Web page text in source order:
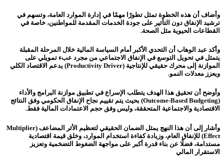
وأضاف أن هذه الخطوة تمثل تطورًا مهمًا في إدارة الموارد العامة، وتسهم في
ترشيد الإنفاق دون التأثير على جودة الخدمات المقدمة للمواطنين، خاصة في
القطاعات الحيوية مثل الصحة.
وأكد عبد الوهاب أن التحدي الأكبر أمام السياسة المالية خلال المرحلة المقبلة
يتمثل في تحويل التوسع في الإنفاق الاجتماعي من مجرد عبء تمويلي على
الموازنة إلى محرك حقيقي للإنتاجية (Productivity Driver) يدعم الاقتصاد الكلي
ويعزز معدلات النمو.
وأوضح أن تحقيق هذا الهدف يتطلب الإسراع في تطبيق موازنة البرامج والأداء
(Outcome-Based Budgeting) بحيث يتم تقييم نجاح الإنفاق الحكومي وفق النتائج
الاقتصادية والاجتماعية المتحققة، وليس وفق حجم الاعتمادات المالية فقط.
وأشار إلى أن هذا النهج يمثل الضمان الحقيقي لتعظيم الأثر المضاعف (Multiplier
Effect) للإنفاق العام، وزيادة كفاءة استخدام الموارد، وخلق قيمة اقتصادية
مستدامة، فضلًا عن بناء قدرة أكبر على مواجهة الضغوط التضخمية وتعزيز
الاستقرار المالي